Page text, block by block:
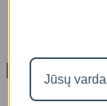
Apie mus